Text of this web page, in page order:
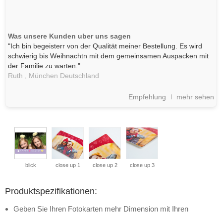
Was unsere Kunden uber uns sagen
"Ich bin begeisterr von der Qualität meiner Bestellung. Es wird
schwierig bis Weihnachtn mit dem gemeinsamen Auspacken mit
der Familie zu warten."
Ruth ,
München Deutschland
Empfehlung mehr sehen
blick close up 1 close up 2 close up 3
Produktspezifikationen:
Geben Sie Ihren Fotokarten mehr Dimension mit Ihren